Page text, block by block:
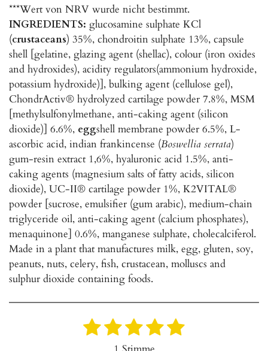
***Wert von NRV wurde nicht bestimmt.
INGREDIENTS: glucosamine sulphate KCl
(crustaceans) 35%, chondroitin sulphate 13%, capsule
shell [gelatine, glazing agent (shellac), colour (iron oxides
and hydroxides), acidity regulators(ammonium hydroxide,
potassium hydroxide)], bulking agent (cellulose gel),
ChondrActiv® hydrolyzed cartilage powder 7.8%, MSM
[methylsulfonylmethane, anti-caking agent (silicon
dioxide)] 6.6%, eggshell membrane powder 6.5%, L-
ascorbic acid, indian frankincense (Boswellia serrata)
gum-resin extract 1,6%, hyaluronic acid 1.5%, anti-
caking agents (magnesium salts of fatty acids, silicon
dioxide), UC-II® cartilage powder 1%, K2VITAL®
powder [sucrose, emulsifier (gum arabic), medium-chain
triglyceride oil, anti-caking agent (calcium phosphates),
menaquinone] 0.6%, manganese sulphate, cholecalciferol.
Made in a plant that manufactures milk, egg, gluten, soy,
peanuts, nuts, celery, fish, crustacean, molluscs and
sulphur dioxide containing foods.
1 2 3 4 5